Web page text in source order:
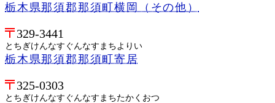
栃木県那須郡那須町横岡（その他）
329-3441
とちぎけんなすぐんなすまちよりい
栃木県那須郡那須町寄居
325-0303
とちぎけんなすぐんなすまちたかくおつ